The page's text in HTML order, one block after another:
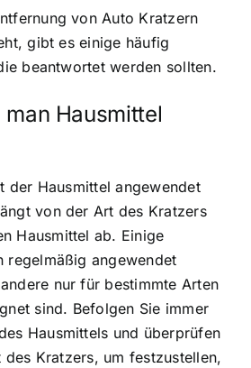
von Auto Kratzern
gibt es einige häufig
beantwortet werden sollten.
Hausmittel
der Hausmittel angewendet
von der Art des Kratzers
Hausmittel ab. Einige
regelmäßig angewendet
nur für bestimmte Arten
sind. Befolgen Sie immer
Hausmittels und überprüfen
des Kratzers, um festzustellen,